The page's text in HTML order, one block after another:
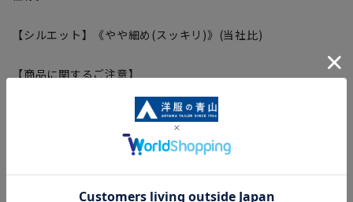
【シルエット】《やや細め(スッキリ)》(当社比)
【商品に関するご注意】
■商品画像はサンプルのため、色味やサイズ等の仕様に変更が
ある場合がございますので、予めご了承ください。
■ゆとり感には個人差があります。サイズ表を確認の上、ご購
入の目安としてご利用ください。
■生地や仕様・デザインにより、着用感や実際のサイズ表に若
干の誤差が生じる場合がございます。予めご了承ください。